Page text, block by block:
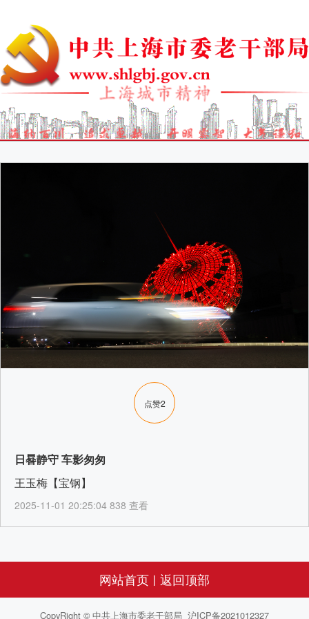
点赞2
日晷静守 车影匆匆
王玉梅【宝钢】
2025-11-01 20:25:04 838 查看
网站首页 丨 返回顶部
CopyRight © 中共上海市委老干部局 沪ICP备2021012327